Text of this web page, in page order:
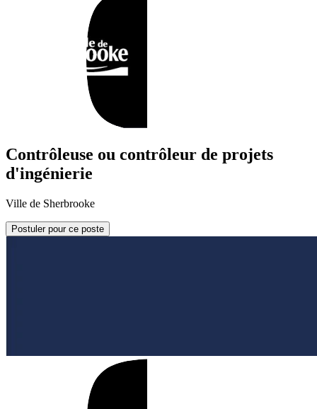
Contrôleuse ou contrôleur de projets
d'ingénierie
Ville de Sherbrooke
Postuler pour ce poste